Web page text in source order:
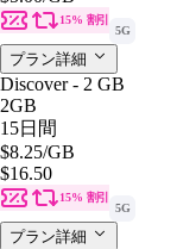
15% 割引
5G
プラン詳細
Discover - 2 GB
2GB
15日間
$8.25/GB
$16.50
15% 割引
5G
プラン詳細